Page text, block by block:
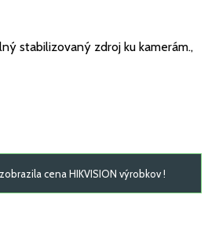
stabilizovaný zdroj ku kamerám.,
cena HIKVISION výrobkov !